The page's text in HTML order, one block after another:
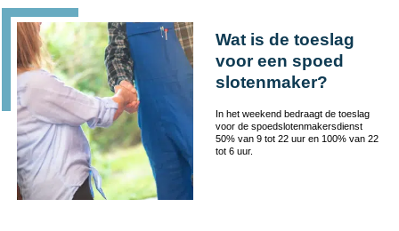
Wat is de toeslag
voor een spoed
slotenmaker?
In het weekend bedraagt de toeslag
voor de spoedslotenmakersdienst
50% van 9 tot 22 uur en 100% van 22
tot 6 uur.